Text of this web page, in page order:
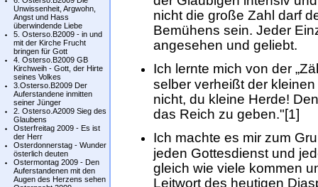
Unwissenheit, Argwohn,
Angst und Hass
überwindende Liebe
5. Osterso.B2009 - in und
mit der Kirche Frucht
bringen für Gott
4. Osterso.B2009 GB
Kirchweih - Gott, der Hirte
seines Volkes
3.Osterso.B2009 Der
Auferstandene inmitten
seiner Jünger
2. Osterso.A2009 Sieg des
Glaubens
Osterfreitag 2009 - Es ist
der Herr
Osterdonnerstag - Wunder
österlich deuten
Ostermontag 2009 - Den
Auferstandenen mit den
Augen des Herzens sehen
nicht die große Zahl darf
Bemühens sein. Jeder
angesehen und geliebt.
Ich lernte mich von der
selber verheißt der
nicht, du kleine Herde!
das Reich zu geben."[1]
Ich machte es mir zum
jeden Gottesdienst und
gleich wie viele kommen
Leitwort des heutigen